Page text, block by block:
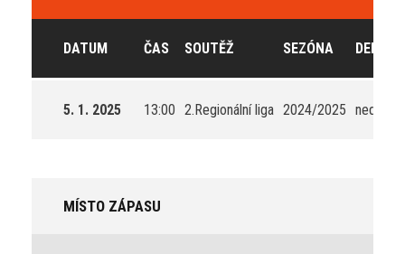
DATUM ČAS SOUTĚŽ SEZÓNA DEN
5. 1. 2025 13:00 2.Regionální liga 2024/2025 neděle
MÍSTO ZÁPASU